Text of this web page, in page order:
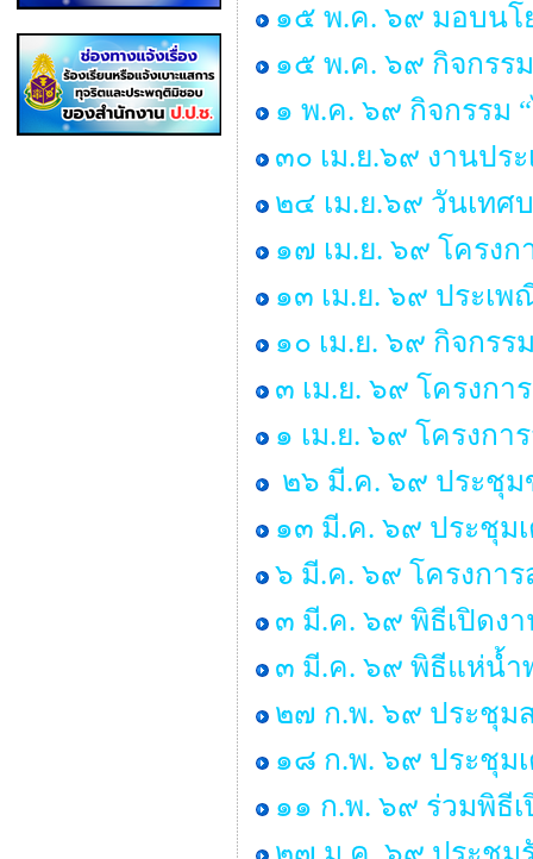
๑๕ พ.ค. ๖๙ มอบนโ
๑๕ พ.ค. ๖๙ กิจกรร
๑ พ.ค. ๖๙ กิจกรรม
๓๐ เม.ย.๖๙ งานปร
๒๔ เม.ย.๖๙ วันเท
๑๗ เม.ย. ๖๙ โครง
๑๓ เม.ย. ๖๙ ประเ
๑๐ เม.ย. ๖๙ กิจกร
๓ เม.ย. ๖๙ โครงก
๑ เม.ย. ๖๙ โครงก
๒๖ มี.ค. ๖๙ ประชุม
๑๓ มี.ค. ๖๙ ประชุม
๖ มี.ค. ๖๙ โครงกา
๓ มี.ค. ๖๙ พิธีเปิดง
๓ มี.ค. ๖๙ พิธีแห่น้ำ
๒๗ ก.พ. ๖๙ ประชุม
๑๘ ก.พ. ๖๙ ประชุม
๑๑ ก.พ. ๖๙ ร่วมพิธี
๒๗ ม.ค. ๖๙ ประชุม